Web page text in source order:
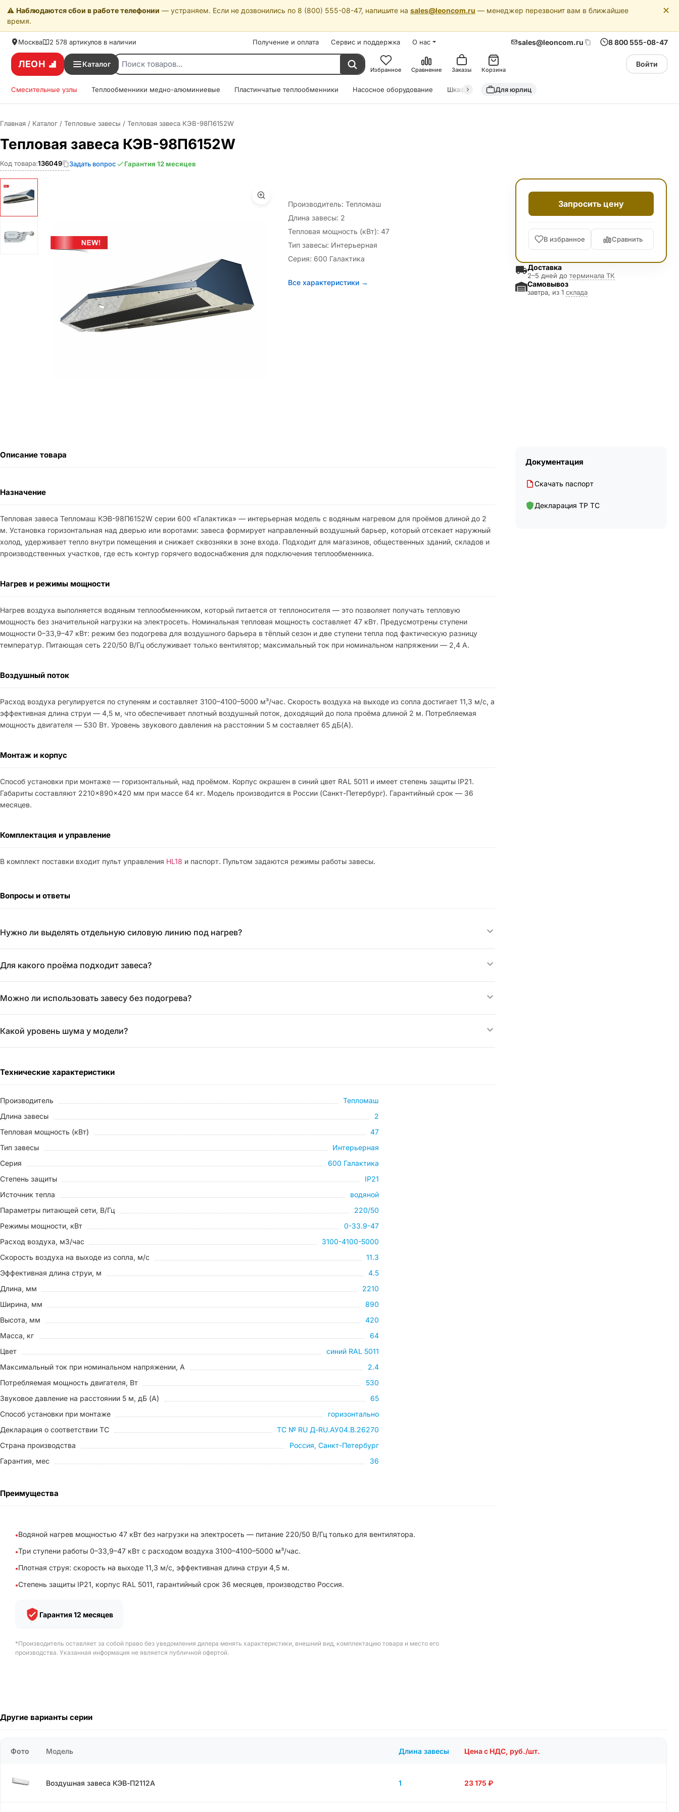
⚠️ Наблюдаются сбои в работе телефонии — устраняем. Если не дозвонились по 8 (800) 555-08-47, напишите на sales@leoncom.ru — менеджер перезвонит вам в ближайшее
время.
✕
Москва 2 578 артикулов в наличии Получение и оплата Сервис и поддержка О нас sales@leoncom.ru 8 800 555-08-47
ЛЕОН Каталог
Избранное Сравнение Заказы Корзина
Войти
Смесительные узлы Теплообменники медно-алюминиевые Пластинчатые теплообменники Насосное оборудование Шкафы автоматики Драйкулеры (сухие охладители)
Для юрлиц
Главная / Каталог / Тепловые завесы / Тепловая завеса КЭВ-98П6152W
Тепловая завеса КЭВ-98П6152W
Код товара:136049 Задать вопрос Гарантия 12 месяцев
Производитель: Тепломаш
Длина завесы: 2
Тепловая мощность (кВт): 47
Тип завесы: Интерьерная
Серия: 600 Галактика
Все характеристики →
Запросить цену
В избранное Сравнить
Доставка
2–5 дней до терминала ТК
Самовывоз
завтра, из 1 склада
Описание товара
Назначение
Тепловая завеса Тепломаш КЭВ-98П6152W серии 600 «Галактика» — интерьерная модель с водяным нагревом для проёмов длиной до 2
м. Установка горизонтальная над дверью или воротами: завеса формирует направленный воздушный барьер, который отсекает наружный
холод, удерживает тепло внутри помещения и снижает сквозняки в зоне входа. Подходит для магазинов, общественных зданий, складов и
производственных участков, где есть контур горячего водоснабжения для подключения теплообменника.
Нагрев и режимы мощности
Нагрев воздуха выполняется водяным теплообменником, который питается от теплоносителя — это позволяет получать тепловую
мощность без значительной нагрузки на электросеть. Номинальная тепловая мощность составляет 47 кВт. Предусмотрены ступени
мощности 0–33,9–47 кВт: режим без подогрева для воздушного барьера в тёплый сезон и две ступени тепла под фактическую разницу
температур. Питающая сеть 220/50 В/Гц обслуживает только вентилятор; максимальный ток при номинальном напряжении — 2,4 А.
Воздушный поток
Расход воздуха регулируется по ступеням и составляет 3100–4100–5000 м³/час. Скорость воздуха на выходе из сопла достигает 11,3 м/с, а
эффективная длина струи — 4,5 м, что обеспечивает плотный воздушный поток, доходящий до пола проёма длиной 2 м. Потребляемая
мощность двигателя — 530 Вт. Уровень звукового давления на расстоянии 5 м составляет 65 дБ(A).
Монтаж и корпус
Способ установки при монтаже — горизонтальный, над проёмом. Корпус окрашен в синий цвет RAL 5011 и имеет степень защиты IP21.
Габариты составляют 2210×890×420 мм при массе 64 кг. Модель производится в России (Санкт-Петербург). Гарантийный срок — 36
месяцев.
Комплектация и управление
В комплект поставки входит пульт управления HL18 и паспорт. Пультом задаются режимы работы завесы.
Вопросы и ответы
Нужно ли выделять отдельную силовую линию под нагрев?
Для какого проёма подходит завеса?
Можно ли использовать завесу без подогрева?
Какой уровень шума у модели?
Технические характеристики
Производитель
Тепломаш
Длина завесы
2
Тепловая мощность (кВт)
47
Тип завесы
Интерьерная
Серия
600 Галактика
Степень защиты
IP21
Источник тепла
водяной
Параметры питающей сети, В/Гц
220/50
Режимы мощности, кВт
0-33.9-47
Расход воздуха, м3/час
3100-4100-5000
Скорость воздуха на выходе из сопла, м/с
11.3
Эффективная длина струи, м
4.5
Длина, мм
2210
Ширина, мм
890
Высота, мм
420
Масса, кг
64
Цвет
синий RAL 5011
Максимальный ток при номинальном напряжении, A
2.4
Потребляемая мощность двигателя, Вт
530
Звуковое давление на расстоянии 5 м, дБ (A)
65
Способ установки при монтаже
горизонтально
Декларация о соответствии ТС
ТС № RU Д-RU.АУ04.B.26270
Страна производства
Россия, Санкт-Петербург
Гарантия, мес
36
Преимущества
Водяной нагрев мощностью 47 кВт без нагрузки на электросеть — питание 220/50 В/Гц только для вентилятора.
Три ступени работы 0–33,9–47 кВт с расходом воздуха 3100–4100–5000 м³/час.
Плотная струя: скорость на выходе 11,3 м/с, эффективная длина струи 4,5 м.
Степень защиты IP21, корпус RAL 5011, гарантийный срок 36 месяцев, производство Россия.
Гарантия 12 месяцев
*Производитель оставляет за собой право без уведомления дилера менять характеристики, внешний вид, комплектацию товара и место его
производства. Указанная информация не является публичной офертой.
Документация
Скачать паспорт
Декларация ТР ТС
Другие варианты серии
Фото Модель Длина завесы Цена с НДС, руб./шт.
Воздушная завеса КЭВ-П2112А 1 23 175 ₽